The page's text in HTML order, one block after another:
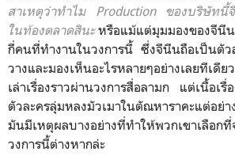
สาเหตุว่าทำไม Production ของบริษัทนี้จึ
ในท้องตลาดสินะหรือแม้แต่มุมมองของจีนี
กี่คนที่ทำงานในวงการนี้ ซึ่งจีนีนถือเป็นตัว
วางและมองเห็นอะไรหลายๆอย่างเลยทีเ
เล่าเรื่องราวผ่านวงการสื่อลามก แต่เนื้อเรื่
ตัวละครลุ่มหลงมัวเมาในตัณหาราคะแต่อย่า
มันมีเหตุผลบางอย่างที่ทำให้พวกเขาเลือกที่
วงการนี้ต่างหากล่ะ